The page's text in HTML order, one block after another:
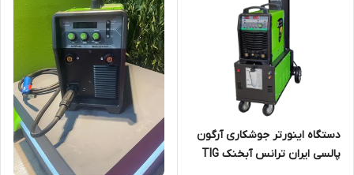
دستگاه اینورتر جوشکاری آرگون
پالسی ایران ترانس آبخنک TIG